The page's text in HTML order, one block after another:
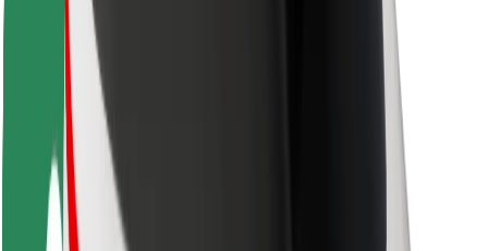
Безопасность водителей
Безопасность самокатов
Лаборатория безопасности
Города
Регионы